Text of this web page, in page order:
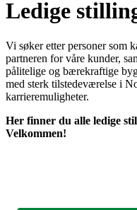
Ledige
Vi søker etter personer som
partneren for våre kunder,
pålitelige og bærekraftige
med sterk tilstedeværelse i
karrieremuligheter.
Her finner du alle ledige
Velkommen!